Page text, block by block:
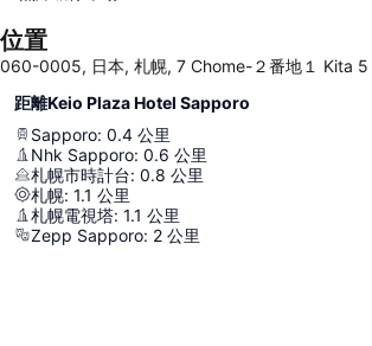
位置
060-0005, 日本, 札幌, 7 Chome-２番地１ Kita
距離Keio Plaza Hotel Sapporo
Sapporo: 0.4 公里
Nhk Sapporo: 0.6 公里
札幌市時計台: 0.8 公里
札幌: 1.1 公里
札幌電視塔: 1.1 公里
Zepp Sapporo: 2 公里